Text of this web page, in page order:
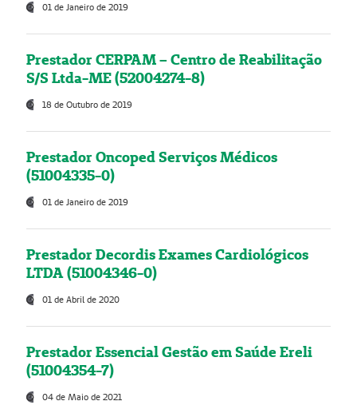
01 de Janeiro de 2019
Prestador CERPAM – Centro de Reabilitação
S/S Ltda-ME (52004274-8)
18 de Outubro de 2019
Prestador Oncoped Serviços Médicos
(51004335-0)
01 de Janeiro de 2019
Prestador Decordis Exames Cardiológicos
LTDA (51004346-0)
01 de Abril de 2020
Prestador Essencial Gestão em Saúde Ereli
(51004354-7)
04 de Maio de 2021